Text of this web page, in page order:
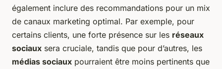
également inclure des recommandations pour un mix
de canaux marketing optimal. Par exemple, pour
certains clients, une forte présence sur les réseaux
sociaux sera cruciale, tandis que pour d’autres, les
médias sociaux pourraient être moins pertinents que